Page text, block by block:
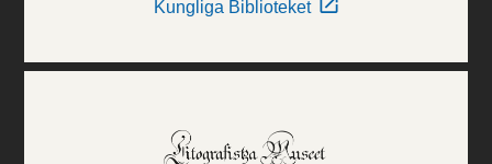
Kungliga Biblioteket